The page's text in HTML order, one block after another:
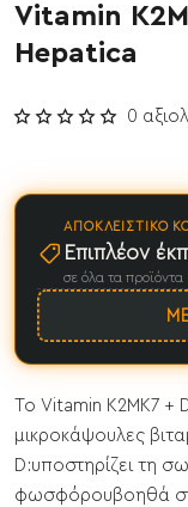
Vitamin
Hepatica
0
ΑΠΟΚΛΕΙΣΤΙΚΌ
Επιπλέον
σε όλα τα προϊόντα
Το Vitamin K2MK7 +
μικροκάψουλες
D:υποστηρίζει τη
φωσφόρουβοηθά